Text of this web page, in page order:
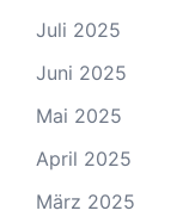
Juli 2025
Juni 2025
Mai 2025
April 2025
März 2025